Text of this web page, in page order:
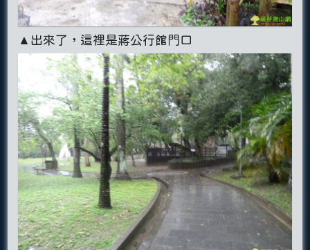
▲出來了，這裡是蔣公行館門口